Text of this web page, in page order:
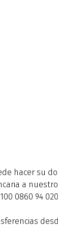
hacer su
a
0860 94